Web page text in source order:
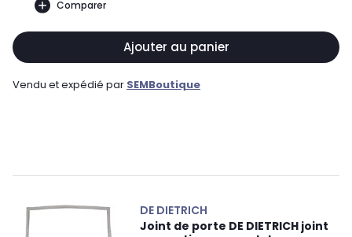
Comparer
Ajouter au panier
Vendu et expédié par SEMBoutique
DE DIETRICH
Joint de porte DE DIETRICH joint